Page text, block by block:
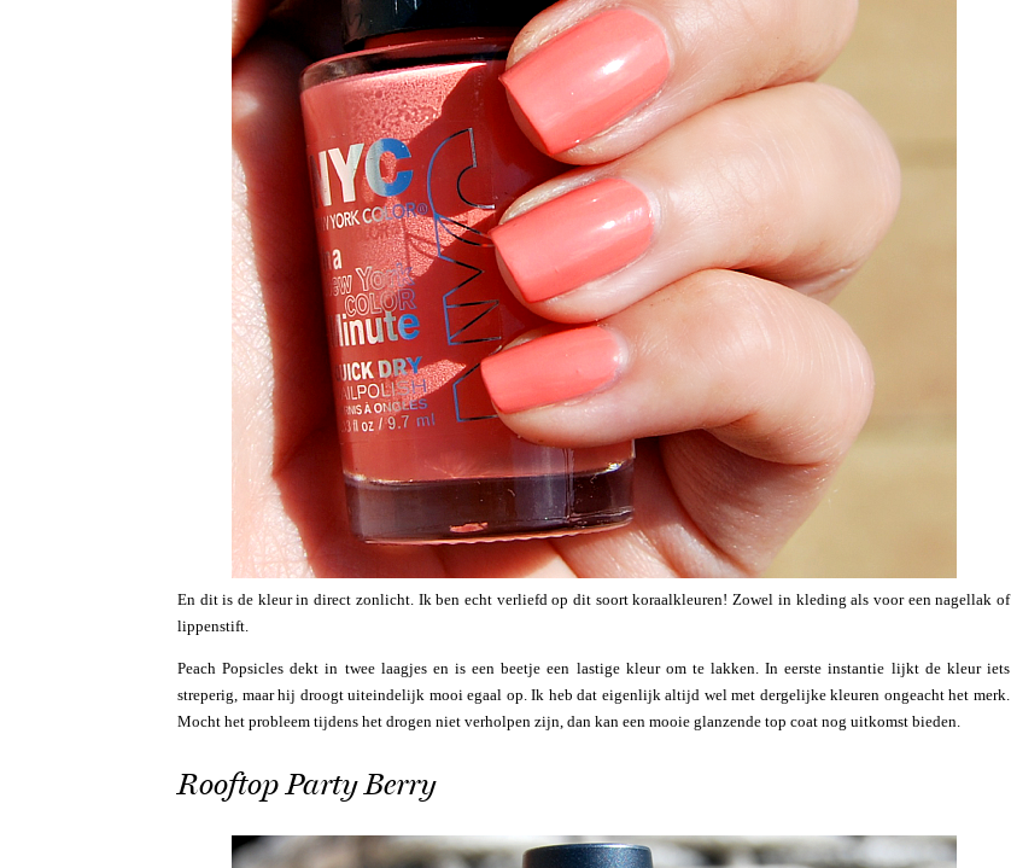
En dit is de kleur in direct zonlicht. Ik ben echt verliefd op dit soort koraalkleuren! Zowel in kleding als voor een nagellak of
lippenstift.
Peach Popsicles dekt in twee laagjes en is een beetje een lastige kleur om te lakken. In eerste instantie lijkt de kleur iets
streperig, maar hij droogt uiteindelijk mooi egaal op. Ik heb dat eigenlijk altijd wel met dergelijke kleuren ongeacht het merk.
Mocht het probleem tijdens het drogen niet verholpen zijn, dan kan een mooie glanzende top coat nog uitkomst bieden.
Rooftop Party Berry